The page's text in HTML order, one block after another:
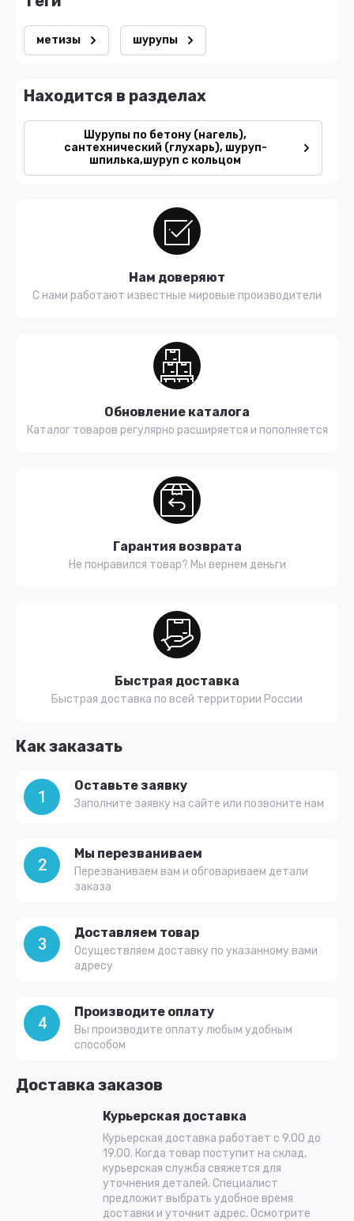
метизы шурупы
Находится в разделах
Шурупы по бетону (нагель),
сантехнический (глухарь), шуруп-
шпилька,шуруп с кольцом
Доставка заказов
Курьерская доставка
Курьерская доставка работает с 9.00 до
19.00. Когда товар поступит на склад,
курьерская служба свяжется для
уточнения деталей. Специалист
предложит выбрать удобное время
доставки и уточнит адрес. Осмотрите
Как заказать
1
Оставьте заявку
Заполните заявку на сайте или позвоните нам
2
Мы перезваниваем
Перезваниваем вам и обговариваем детали
заказа
3
Доставляем товар
Осуществляем доставку по указанному вами
адресу
4
Производите оплату
Вы производите оплату любым удобным
способом
Нам доверяют
С нами работают известные мировые производители
Обновление каталога
Каталог товаров регулярно расширяется и пополняется
Гарантия возврата
Не понравился товар? Мы вернем деньги
Быстрая доставка
Быстрая доставка по всей территории России